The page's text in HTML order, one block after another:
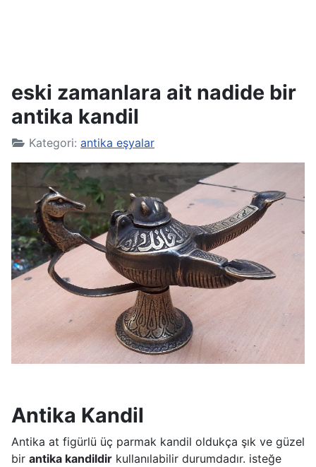
eski zamanlara ait nadide bir
antika kandil
Kategori: antika eşyalar
Antika Kandil
Antika at figürlü üç parmak kandil oldukça şık ve güzel
bir antika kandildir kullanılabilir durumdadır. isteğe